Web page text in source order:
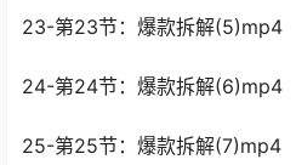
23-第23节：爆款拆解(5)mp4
24-第24节：爆款拆解(6)mp4
25-第25节：爆款拆解(7)mp4